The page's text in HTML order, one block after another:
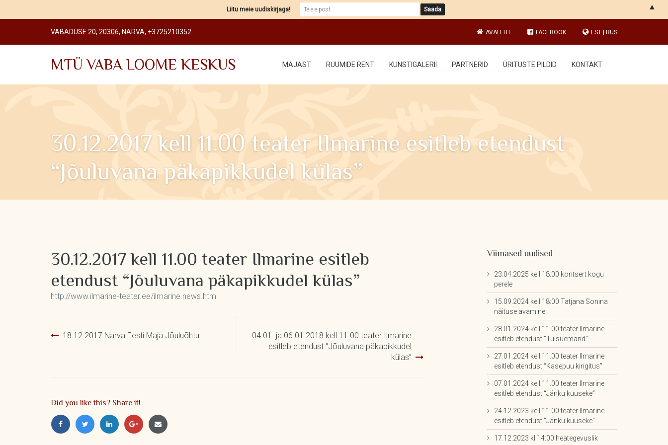
VABADUSE 20, 20306, NARVA, +3725210352 AVALEHT FACEBOOK EST RUS
MTÜ VABA LOOME KESKUS MAJAST RUUMIDE RENT KUNSTIGALERII PARTNERID ÜRITUSTE PILDID KONTAKT
30.12.2017 kell 11.00 teater Ilmarine esitleb etendust
“Jõuluvana päkapikkudel külas”
30.12.2017 kell 11.00 teater Ilmarine esitleb
etendust “Jõuluvana päkapikkudel külas”
http://www.ilmarine-teater.ee/ilmarine.news.htm
18.12.2017 Narva Eesti Maja Jõuluõhtu
04.01. ja 06.01.2018 kell 11.00 teater Ilmarine
esitleb etendust “Jõuluvana päkapikkudel
külas”
Did you like this? Share it!
Viimased uudised
23.04.2025 kell 18:00 kontsert kogu
perele
15.09.2024 kell 18:00 Tatjana Sonina
näituse avamine
28.01.2024 kell 11.00 teater Ilmarine
esitleb etendust “Tuisuemand”
27.01.2024 kell 11.00 teater Ilmarine
esitleb etendust “Kasepuu kingitus”
07.01.2024 kell 11.00 teater Ilmarine
esitleb etendust “Jänku kuuseke”
24.12.2023 kell 11.00 teater Ilmarine
esitleb etendust “Jänku kuuseke”
17.12.2023 kl 14:00 heategevuslik
Liitu meie uudiskirjaga! ▲